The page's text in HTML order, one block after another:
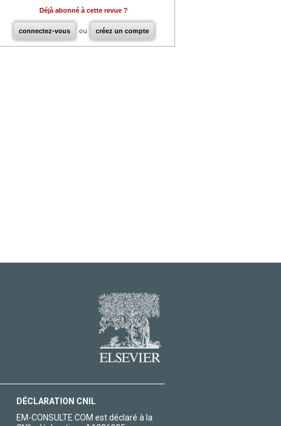
Déjà abonné à cette revue ?
connectez-vous ou créez un compte
DÉCLARATION CNIL
EM-CONSULTE.COM est déclaré à la